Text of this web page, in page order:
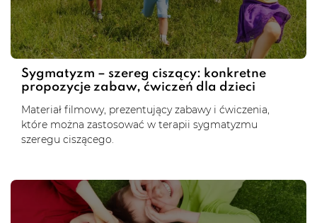
Sygmatyzm – szereg ciszący: konkretne
propozycje zabaw, ćwiczeń dla dzieci
Materiał filmowy, prezentujący zabawy i ćwiczenia,
które można zastosować w terapii sygmatyzmu
szeregu ciszącego.